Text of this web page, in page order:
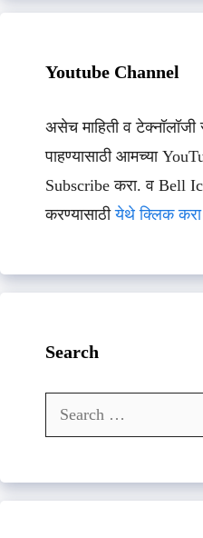
Youtube Channel
असेच माहिती व टेक्नॉलॉजी
पाहण्यासाठी आमच्या
Subscribe करा. व Bell
करण्यासाठीयेथे क्लिक करा
Search
Search
for: